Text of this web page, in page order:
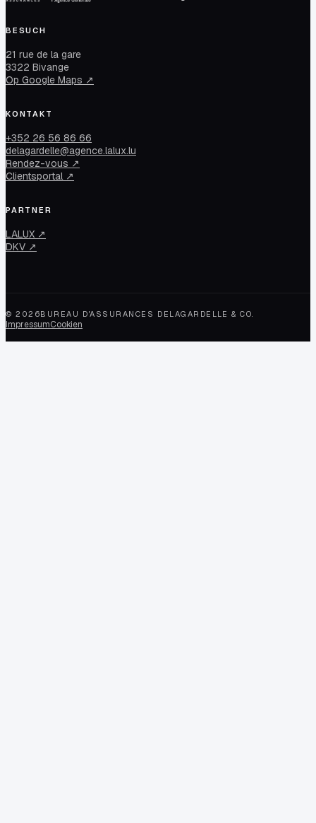
BESUCH
21 rue de la gare
3322 Bivange
Op Google Maps ↗
KONTAKT
+352 26 56 86 66
delagardelle@agence.lalux.lu
Rendez-vous ↗
Clientsportal ↗
PARTNER
LALUX ↗
DKV ↗
©2026BUREAU D'ASSURANCES DELAGARDELLE & CO.
ImpressumCookien